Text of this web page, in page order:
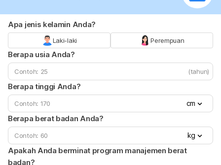
Apa jenis kelamin Anda?
Laki-laki Perempuan
Berapa usia Anda?
(tahun)
Berapa tinggi Anda?
cm
Berapa berat badan Anda?
kg
Apakah Anda berminat program manajemen berat
badan?